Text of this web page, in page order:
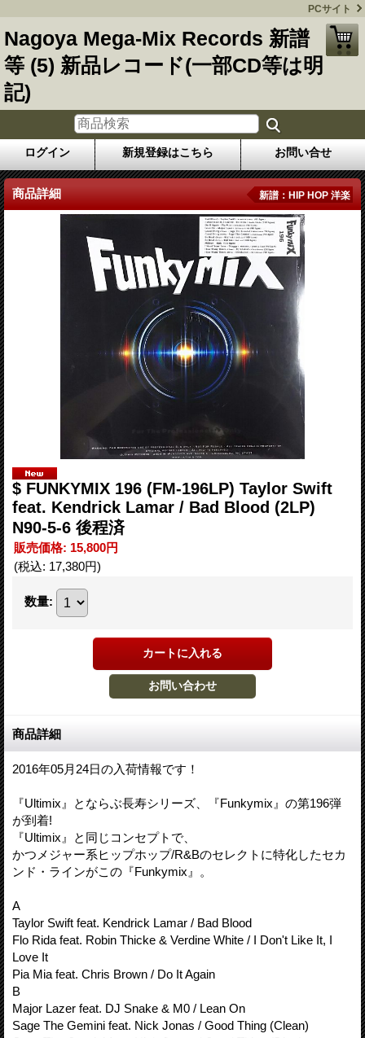
PCサイト
Nagoya Mega-Mix Records 新譜
等 (5) 新品レコード(一部CD等は明
記)
ログイン 新規登録はこちら お問い合せ
商品詳細 新譜：HIP HOP 洋楽
$ FUNKYMIX 196 (FM-196LP) Taylor Swift
feat. Kendrick Lamar / Bad Blood (2LP)
N90-5-6 後程済
販売価格: 15,800円
(税込: 17,380円)
数量:
商品詳細
2016年05月24日の入荷情報です！
『Ultimix』とならぶ長寿シリーズ、『Funkymix』の第196弾
が到着!
『Ultimix』と同じコンセプトで、
かつメジャー系ヒップホップ/R&Bのセレクトに特化したセカ
ンド・ラインがこの『Funkymix』。
A
Taylor Swift feat. Kendrick Lamar / Bad Blood
Flo Rida feat. Robin Thicke & Verdine White / I Don't Like It, I
Love It
Pia Mia feat. Chris Brown / Do It Again
B
Major Lazer feat. DJ Snake & M0 / Lean On
Sage The Gemini feat. Nick Jonas / Good Thing (Clean)